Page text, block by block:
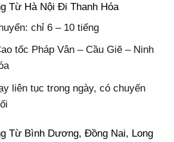
Từ Hà Nội Đi Thanh Hóa
chỉ 6 – 10 tiếng
tốc Pháp Vân – Cầu Giẽ – Ninh
liên tục trong ngày, có chuyến
Từ Bình Dương, Đồng Nai, Long